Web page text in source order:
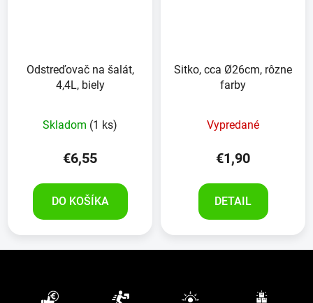
Odstreďovač na šalát,
4,4L, biely
Skladom (1 ks)
€6,55
DO KOŠÍKA
Sitko, cca Ø26cm, rôzne
farby
Vypredané
€1,90
DETAIL